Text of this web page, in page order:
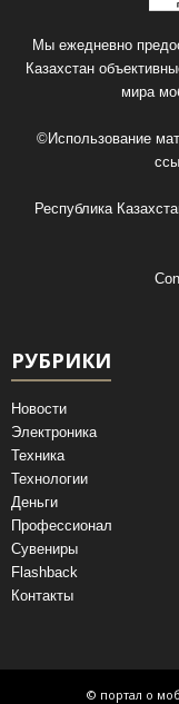
Мы ежедневно
Казахстан
мира
©Использование
Республика
РУБРИКИ
Новости
Электроника
Техника
Технологии
Деньги
Профессионал
Сувениры
Flashback
Контакты
© портал о